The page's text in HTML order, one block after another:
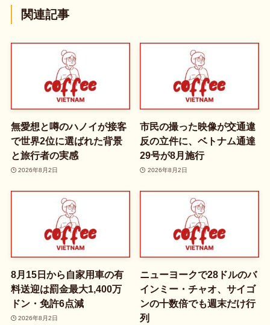
関連記事
無愛想と噂のハノイが接客
で世界2位に選ばれた背景
と旅行者の実感
2026年8月2日
市民の撮った映像が交通違
反の立件に、ベトナム通達
29号が8月施行
2026年8月2日
8月15日から自家用車の有
料送迎は罰金最大1,400万
ドン・免許6点減
2026年8月2日
ニューヨークで28ドルのバ
インミー・チャオ、サイゴ
ンの十数倍でも週末だけ行
列